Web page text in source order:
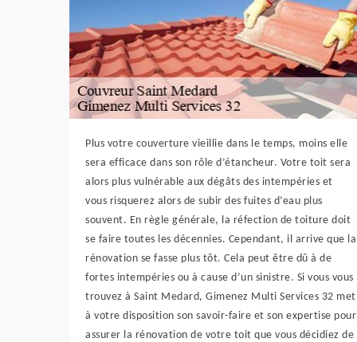
Plus votre couverture vieillie dans le temps, moins elle
sera efficace dans son rôle d’étancheur. Votre toit sera
alors plus vulnérable aux dégâts des intempéries et
vous risquerez alors de subir des fuites d’eau plus
souvent. En règle générale, la réfection de toiture doit
se faire toutes les décennies. Cependant, il arrive que la
rénovation se fasse plus tôt. Cela peut être dû à de
fortes intempéries ou à cause d’un sinistre. Si vous vous
trouvez à Saint Medard, Gimenez Multi Services 32 met
à votre disposition son savoir-faire et son expertise pour
assurer la rénovation de votre toit que vous décidiez de